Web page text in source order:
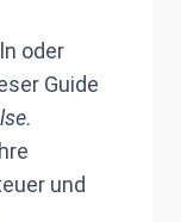
oder
Guide
.
und